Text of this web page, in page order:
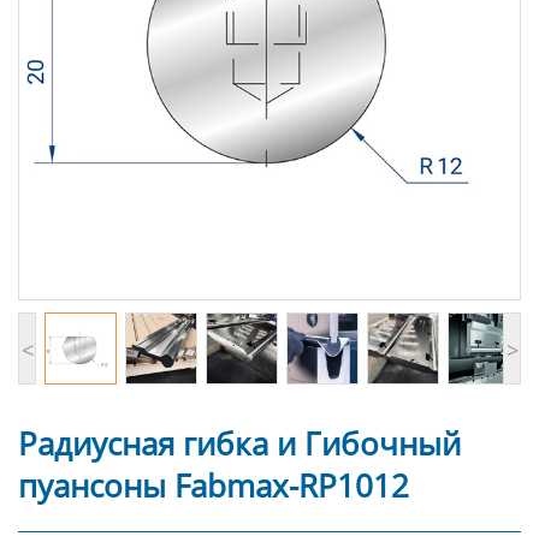
< >
Радиусная гибка и Гибочный
пуансоны Fabmax-RP1012